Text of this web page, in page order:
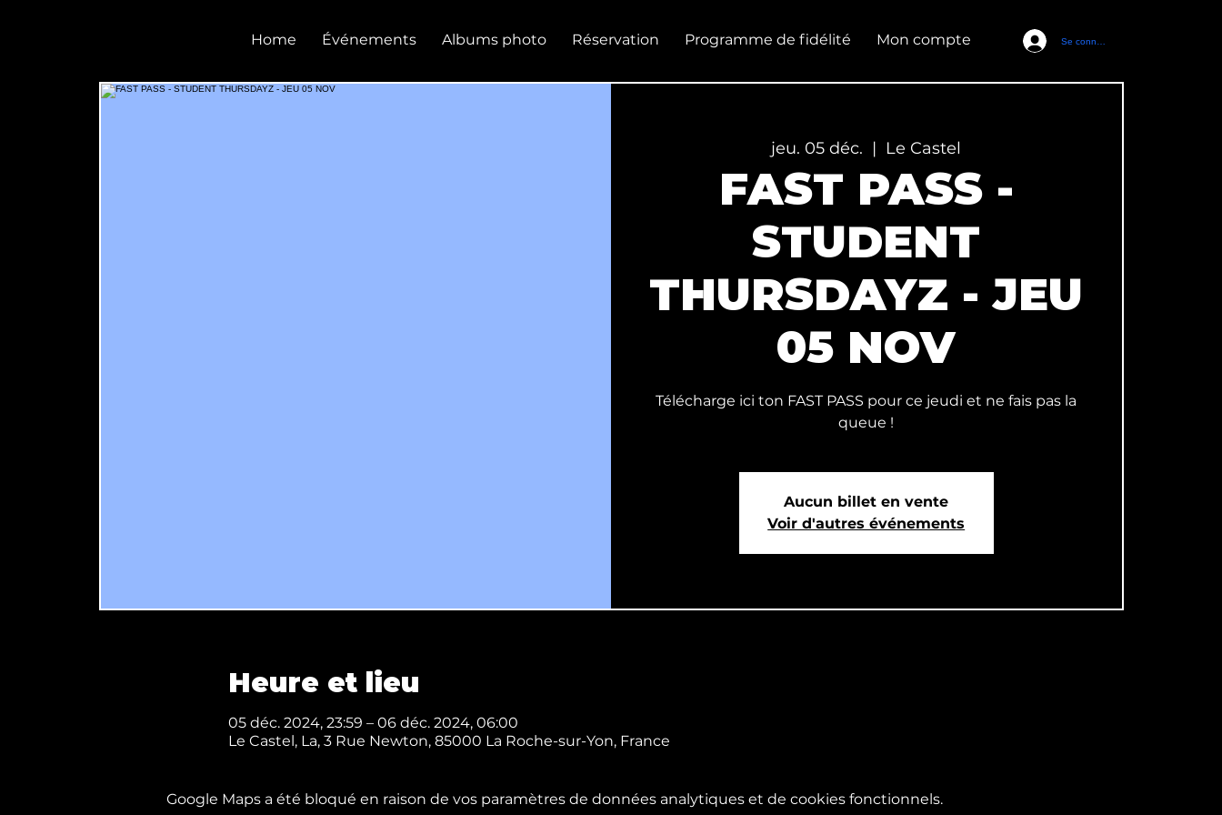
Home Événements Albums photo Réservation Programme de fidélité Mon compte Se connecter
jeu. 05 déc.
  |
Le Castel
FAST PASS -
STUDENT
THURSDAYZ - JEU
05 NOV
Télécharge ici ton FAST PASS pour ce jeudi et ne fais pas la
queue !
Aucun billet en vente
Voir d'autres événements
Heure et lieu
05 déc. 2024, 23:59 – 06 déc. 2024, 06:00
Le Castel, La, 3 Rue Newton, 85000 La Roche-sur-Yon, France
Google Maps a été bloqué en raison de vos paramètres de données analytiques et de cookies fonctionnels.